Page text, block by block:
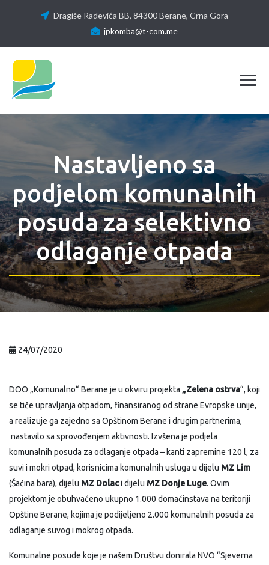
Dragiše Radevića BB, 84300 Berane, Crna Gora
jpkomba@t-com.me
Nastavljeno sa
podjelom komunalnih
posuda za selektivno
odlaganje otpada
24/07/2020
DOO „Komunalno“ Berane je u okviru projekta „Zelena ostrva“, koji
se tiče upravljanja otpadom, finansiranog od strane Evropske unije,
a realizuje ga zajedno sa Opštinom Berane i drugim partnerima,
nastavilo sa sprovođenjem aktivnosti. Izvšena je podjela
komunalnih posuda za odlaganje otpada – kanti zapremine 120 l, za
suvi i mokri otpad, korisnicima komunalnih usluga u dijelu MZ Lim
(Šaćina bara), dijelu MZ Dolaci dijelu MZ Donje Luge. Ovim
projektom je obuhvaćeno ukupno 1.000 domaćinstava na teritoriji
Opštine Berane, kojima je podijeljeno 2.000 komunalnih posuda za
odlaganje suvog i mokrog otpada.
Komunalne posude koje je našem Društvu donirala NVO “Sjeverna